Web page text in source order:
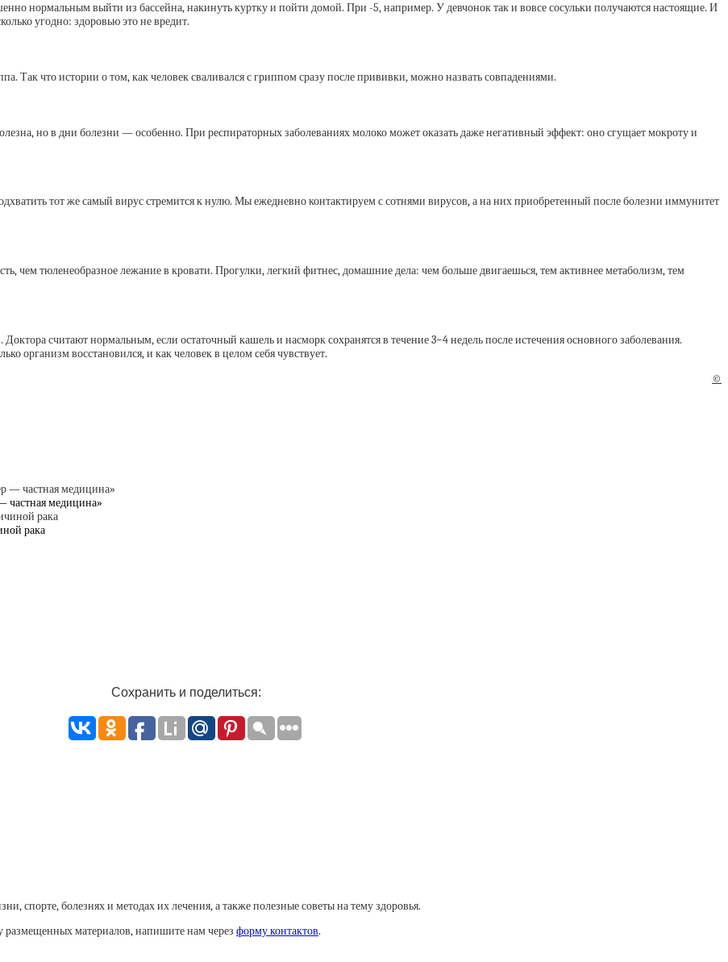
нормальным выйти из бассейна, накинуть куртку и пойти домой. При -5, например. У девчонок так и вовсе сосульки получаются настоящие. И
угодно: здоровью это не вредит.
Так что истории о том, как человек сваливался с гриппом сразу после прививки, можно назвать совпадениями.
но в дни болезни — особенно. При респираторных заболеваниях молоко может оказать даже негативный эффект: оно сгущает мокроту и
тот же самый вирус стремится к нулю. Мы ежедневно контактируем с сотнями вирусов, а на них приобретенный после болезни иммунитет
чем тюленеобразное лежание в кровати. Прогулки, легкий фитнес, домашние дела: чем больше двигаешься, тем активнее метаболизм, тем
считают нормальным, если остаточный кашель и насморк сохранятся в течение 3−4 недель после истечения основного заболевания.
организм восстановился, и как человек в целом себя чувствует.
©
частная медицина»
рака
Сохранить и поделиться:
спорте, болезнях и методах их лечения, а также полезные советы на тему здоровья.
размещенных материалов, напишите нам через форму контактов.